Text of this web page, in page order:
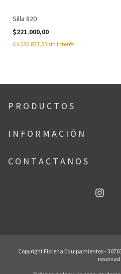
Silla 820
$221.000,00
6x$36.833,33 sin interés
P R O D U C T O S
I N F O R M A C I Ó N
C O N T A C T A N O S
Copyright Florena Equipamientos -